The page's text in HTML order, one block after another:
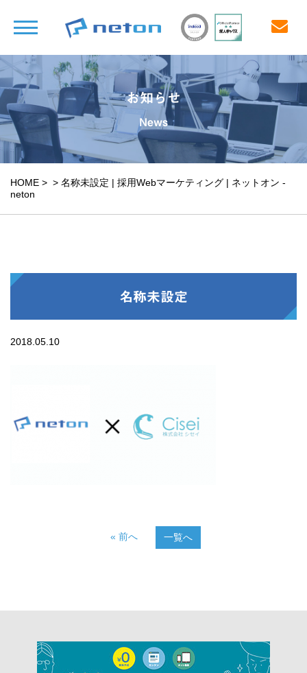
お知らせ
News
HOME > > 名称未設定 | 採用Webマーケティング | ネットオン -
neton
名称未設定
2018.05.10
« 前へ 一覧へ